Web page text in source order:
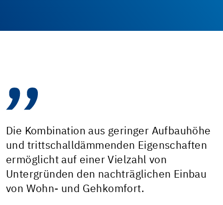
Die Kombination aus geringer Aufbauhöhe
und trittschalldämmenden Eigenschaften
ermöglicht auf einer Vielzahl von
Untergründen den nachträglichen Einbau
von Wohn- und Gehkomfort.